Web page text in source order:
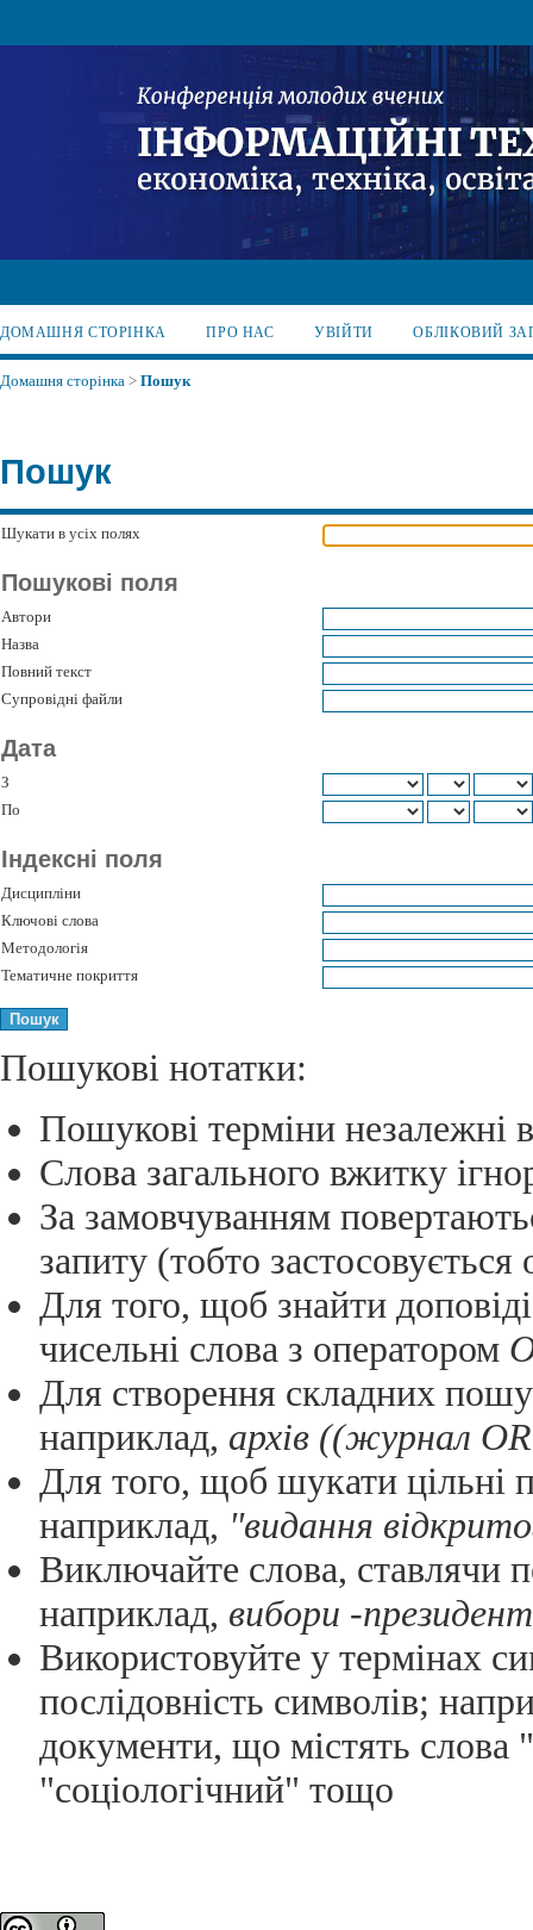
ДОМАШНЯ СТОРІНКА ПРО НАС УВІЙТИ ОБЛІКОВИЙ
Домашня сторінка > Пошук
Пошук
Шукати в усіх полях
Пошукові поля
Автори
Назва
Повний текст
Супровідні файли
Дата
З
По
Індексні поля
Дисципліни
Ключові слова
Методологія
Тематичне покриття
Пошукові нотатки:
Пошукові терміни незалежні
Слова загального вжитку
За замовчуванням
запиту (тобто
Для того, щоб знайти
чисельні слова з оператором
Для створення складних
наприклад, архів ((журнал
Для того, щоб шукати цільні
наприклад, "видання
Виключайте слова, ставлячи
наприклад, вибори -президент
Використовуйте у термінах
послідовність символів;
документи, що містять слова
"соціологічний" тощо